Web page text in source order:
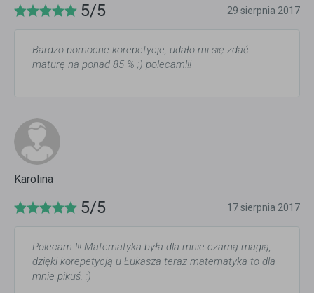
5/5 29 sierpnia 2017
Bardzo pomocne korepetycje, udało mi się zdać
maturę na ponad 85 % ;) polecam!!!
Karolina
5/5 17 sierpnia 2017
Polecam !!! Matematyka była dla mnie czarną magią,
dzięki korepetycją u Łukasza teraz matematyka to dla
mnie pikuś. :)